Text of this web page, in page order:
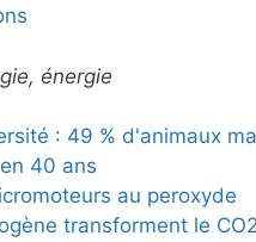
énergie
: 49 % d'animaux
40 ans
au peroxyde
transforment le